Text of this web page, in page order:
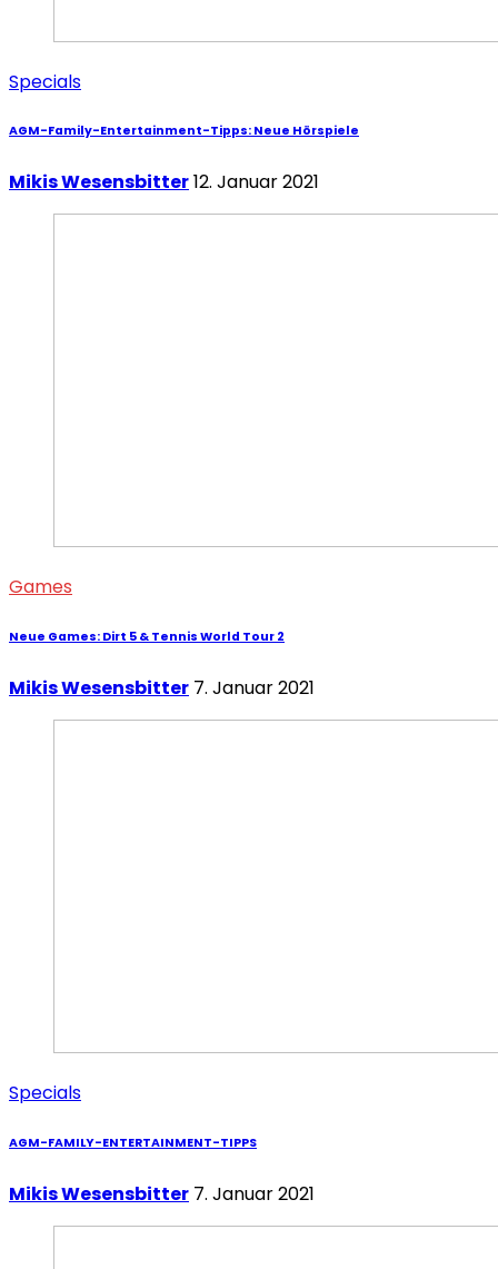
Specials
AGM-Family-Entertainment-Tipps: Neue Hörspiele
Mikis Wesensbitter12. Januar 2021
Games
Neue Games: Dirt 5 & Tennis World Tour 2
Mikis Wesensbitter 7. Januar 2021
Specials
AGM-FAMILY-ENTERTAINMENT-TIPPS
Mikis Wesensbitter 7. Januar 2021